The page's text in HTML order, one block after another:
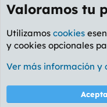
Etiquetas
Cookies
PL
Términos y
Valoramos tu
Utilizamos cookies
y cookies opcionales
Ver más información y